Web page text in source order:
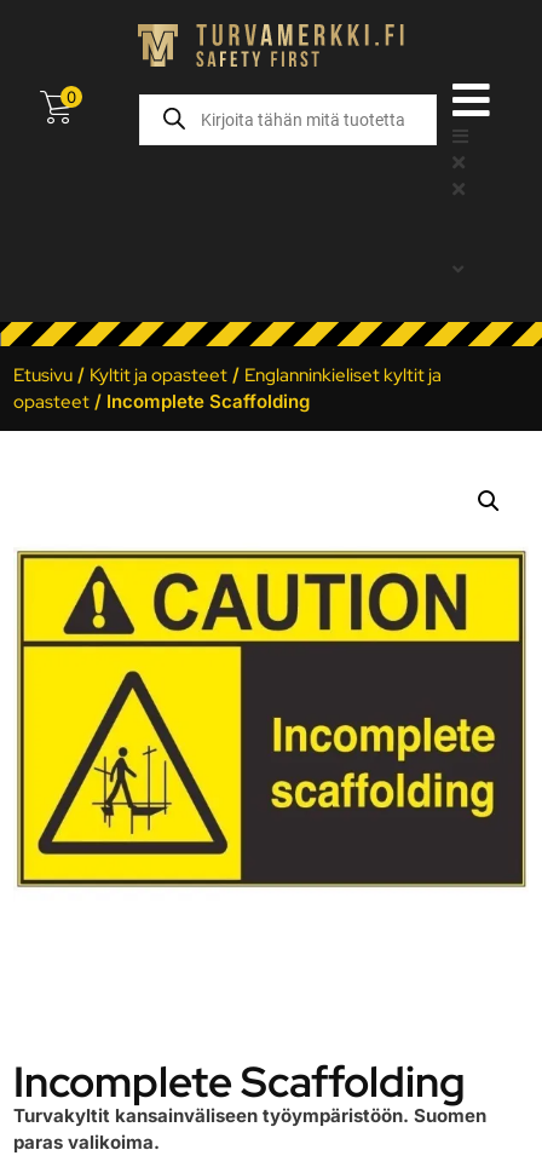
0
Etusivu / Kyltit ja opasteet / Englanninkieliset kyltit ja
opasteet / Incomplete Scaffolding
Incomplete Scaffolding
Turvakyltit kansainväliseen työympäristöön. Suomen
paras valikoima.